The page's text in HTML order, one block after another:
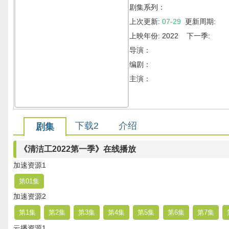
剧集系列：
上次更新: 07-29 更新周期:
上映年份: 2022 下一季:
导演：
编剧：
主演：
剧集 下载2 介绍
《清洁工2022第一季》在线播放
加速资源1
第01集
加速资源2
第1集 第2集 第3集 第4集 第5集 第6集 第7集